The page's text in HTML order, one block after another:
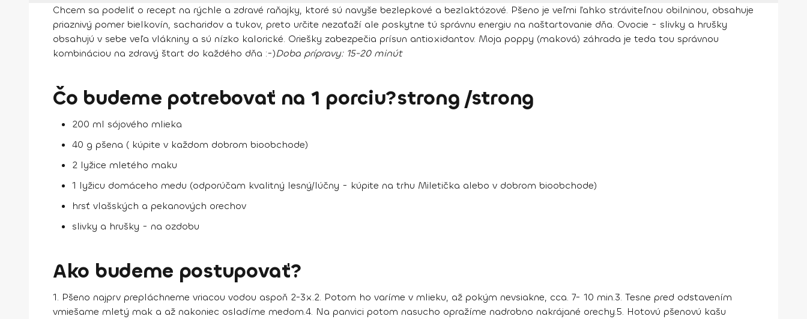
Chcem sa podeliť o recept na rýchle a zdravé raňajky, ktoré sú navyše bezlepkové a bezlaktózové. Pšeno je veľmi ľahko stráviteľnou obilninou, obsahuje
priaznivý pomer bielkovín, sacharidov a tukov, preto určite nezaťaží ale poskytne tú správnu energiu na naštartovanie dňa. Ovocie - slivky a hrušky
obsahujú v sebe veľa vlákniny a sú nízko kalorické. Oriešky zabezpečia prísun antioxidantov. Moja poppy (maková) záhrada je teda tou správnou
kombináciou na zdravý štart do každého dňa :-)Doba prípravy: 15-20 minút
Čo budeme potrebovať na 1 porciu?strong /strong
200 ml sójového mlieka
40 g pšena ( kúpite v každom dobrom bioobchode)
2 lyžice mletého maku
1 lyžicu domáceho medu (odporúčam kvalitný lesný/lúčny - kúpite na trhu Miletička alebo v dobrom bioobchode)
hrsť vlašských a pekanových orechov
slivky a hrušky - na ozdobu
Ako budeme postupovať?
1. Pšeno najprv prepláchneme vriacou vodou aspoň 2-3x.2. Potom ho varíme v mlieku, až pokým nevsiakne, cca. 7- 10 min.3. Tesne pred odstavením
vmiešame mletý mak a až nakoniec osladíme medom.4. Na panvici potom nasucho opražíme nadrobno nakrájané orechy.5. Hotovú pšenovú kašu